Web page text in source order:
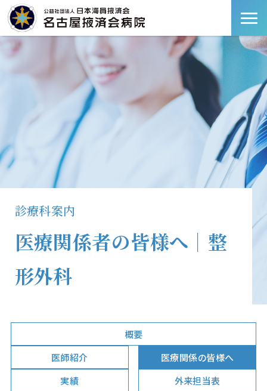
診療科案内
医療関係者の皆様へ｜整
形外科
概要
医師紹介
医療関係の皆様へ
実績
外来担当表